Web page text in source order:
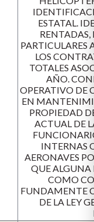
ESTATAL.
RENTADAS,
PARTICULARES
LOS
TOTALES
AÑO.
OPERATIVO DE
EN
PROPIEDAD
ACTUAL DE
INTERNAS
AERONAVES
QUE ALGUNA
COMO
FUNDAMENTE
DE LA LEY